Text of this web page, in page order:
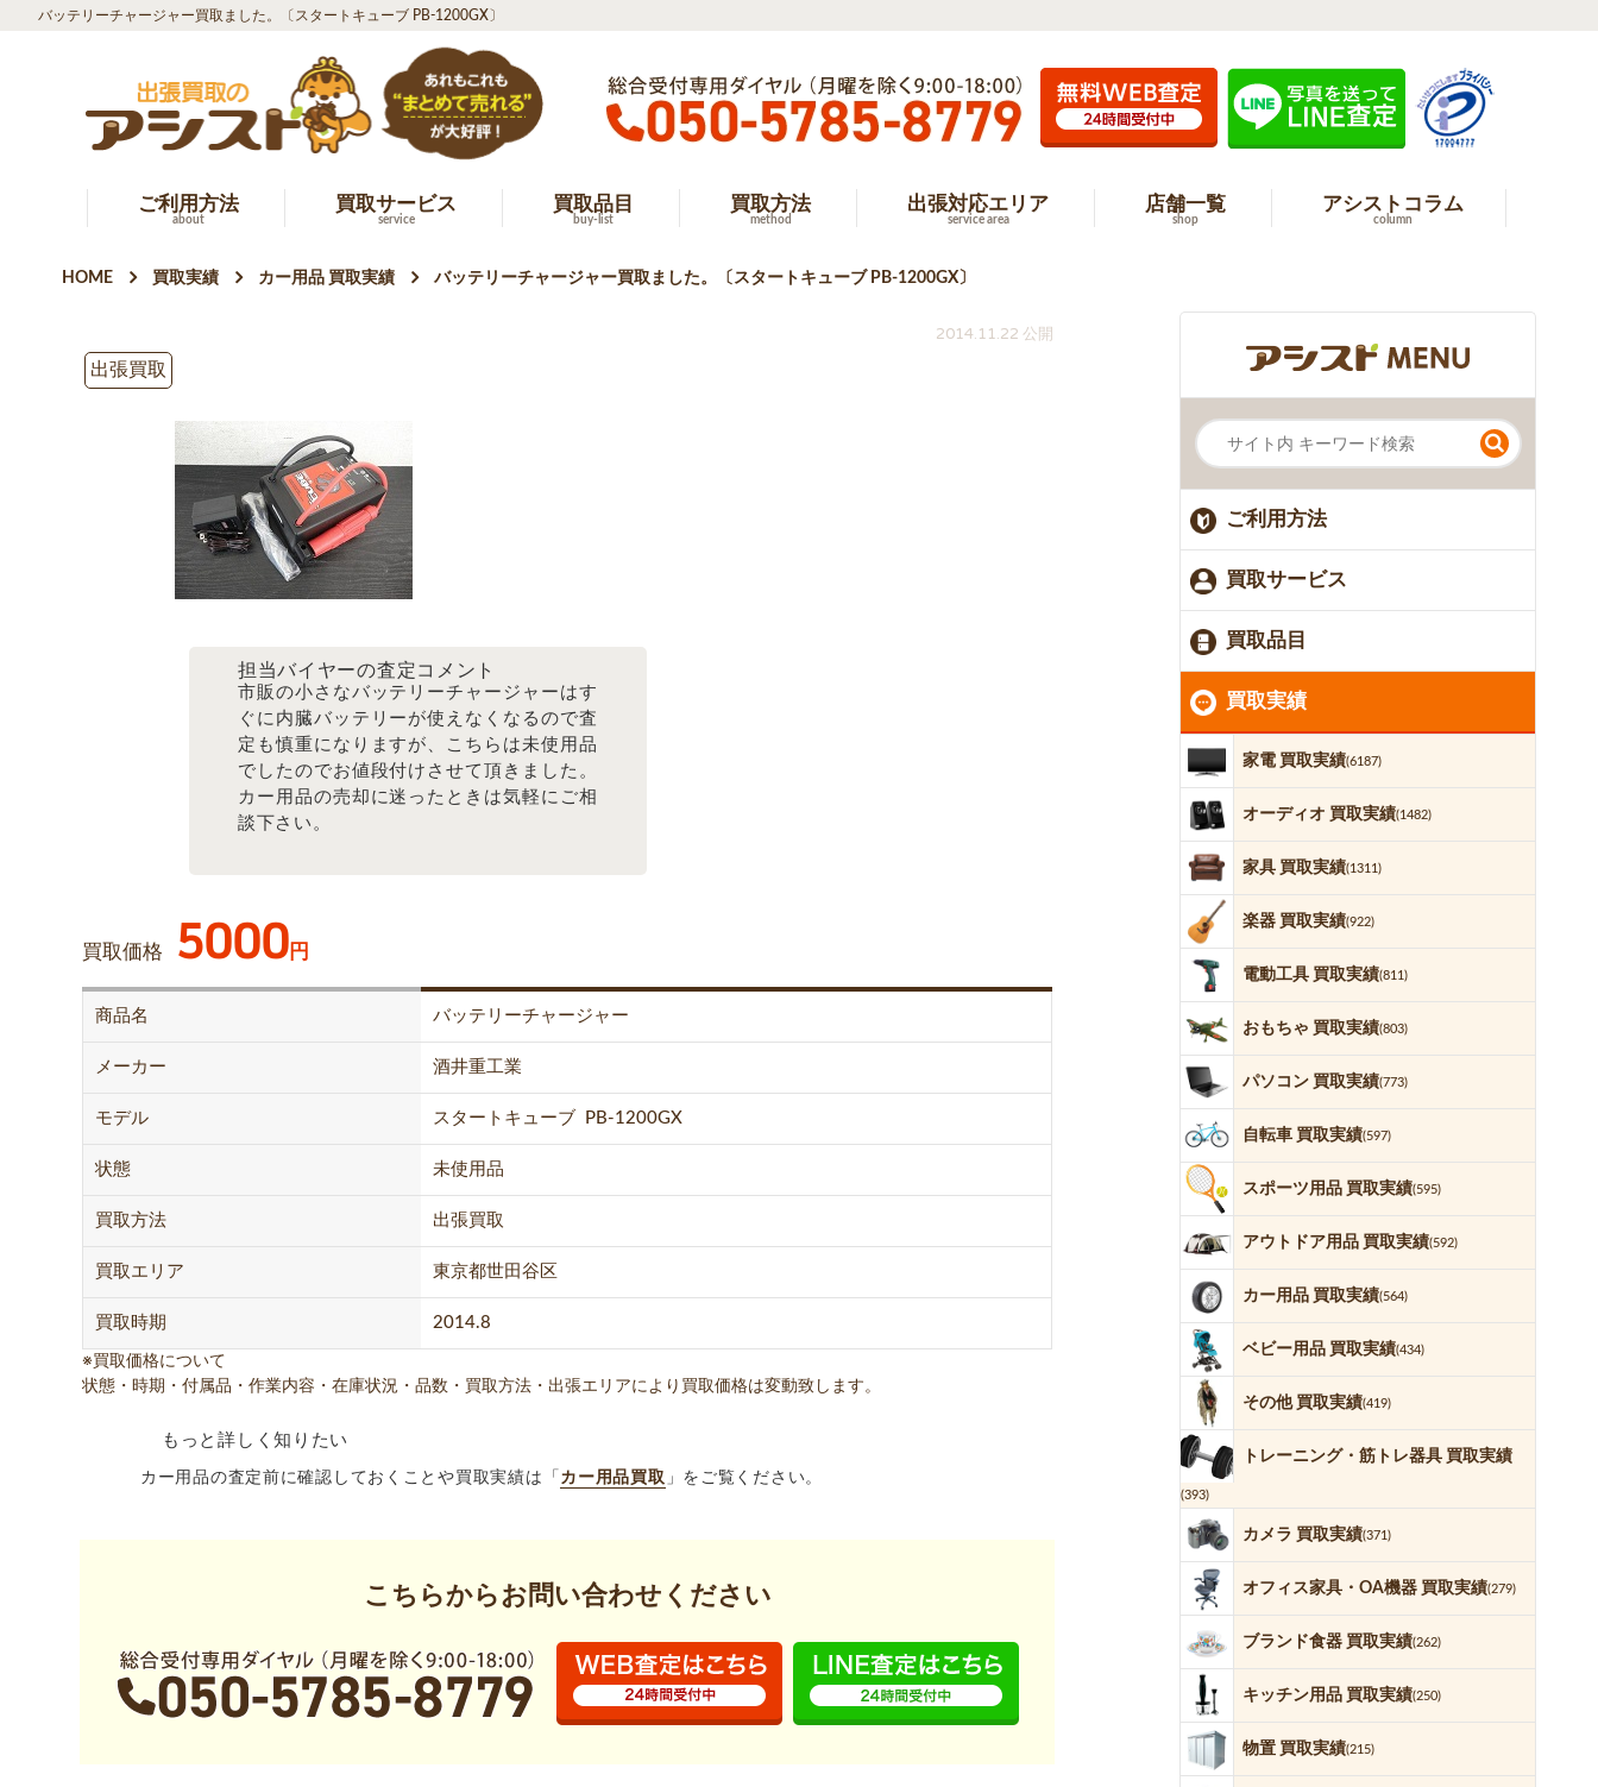
バッテリーチャージャー買取ました。〔スタートキューブ PB-1200GX〕
ご利用方法
about
買取サービス
service
買取品目
buy-list
買取方法
method
出張対応エリア
service area
店舗一覧
shop
アシストコラム
column
HOME 買取実績 カー用品 買取実績 バッテリーチャージャー買取ました。〔スタートキューブ PB-1200GX〕
2014.11.22 公開
出張買取
担当バイヤーの査定コメント
市販の小さなバッテリーチャージャーはす
ぐに内臓バッテリーが使えなくなるので査
定も慎重になりますが、こちらは未使用品
でしたのでお値段付けさせて頂きました。
カー用品の売却に迷ったときは気軽にご相
談下さい。
買取価格 5000円
商品名 バッテリーチャージャー
メーカー 酒井重工業
モデル スタートキューブ PB-1200GX
状態 未使用品
買取方法 出張買取
買取エリア 東京都世田谷区
買取時期 2014.8
※買取価格について
状態・時期・付属品・作業内容・在庫状況・品数・買取方法・出張エリアにより買取価格は変動致します。
もっと詳しく知りたい
カー用品の査定前に確認しておくことや買取実績は「 カー用品買取 」をご覧ください。
こちらからお問い合わせください
ご利用方法
買取サービス
買取品目
買取実績
家電 買取実績(6187)
オーディオ 買取実績(1482)
家具 買取実績(1311)
楽器 買取実績(922)
電動工具 買取実績(811)
おもちゃ 買取実績(803)
パソコン 買取実績(773)
自転車 買取実績(597)
スポーツ用品 買取実績(595)
アウトドア用品 買取実績(592)
カー用品 買取実績(564)
ベビー用品 買取実績(434)
その他 買取実績(419)
トレーニング・筋トレ器具 買取実績
(393)
カメラ 買取実績(371)
オフィス家具・OA機器 買取実績(279)
ブランド食器 買取実績(262)
キッチン用品 買取実績(250)
物置 買取実績(215)